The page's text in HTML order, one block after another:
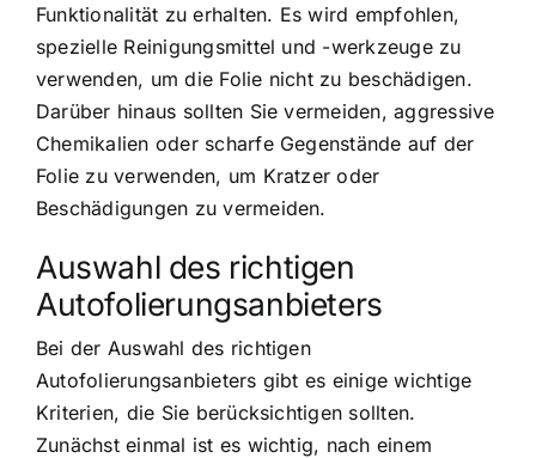
Funktionalität zu erhalten. Es wird empfohlen,
spezielle Reinigungsmittel und -werkzeuge zu
verwenden, um die Folie nicht zu beschädigen.
Darüber hinaus sollten Sie vermeiden, aggressive
Chemikalien oder scharfe Gegenstände auf der
Folie zu verwenden, um Kratzer oder
Beschädigungen zu vermeiden.
Auswahl des richtigen
Autofolierungsanbieters
Bei der Auswahl des richtigen
Autofolierungsanbieters gibt es einige wichtige
Kriterien, die Sie berücksichtigen sollten.
Zunächst einmal ist es wichtig, nach einem